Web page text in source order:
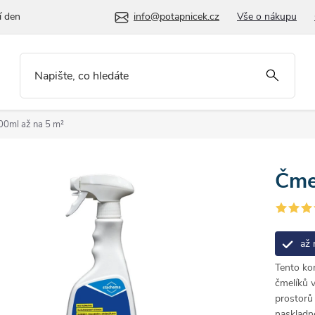
den info@potapnicek.cz Vše o nákupu
až na 5 m²
až
Tento
čmelíků
prostorů